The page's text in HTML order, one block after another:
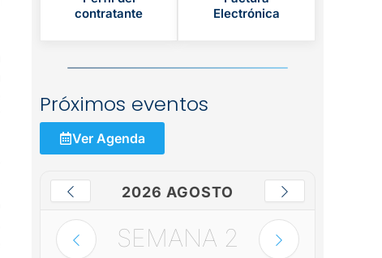
contratante
Electrónica
Próximos eventos
Ver Agenda
2026 AGOSTO
SEMANA 2